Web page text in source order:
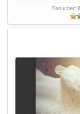
Besucher: